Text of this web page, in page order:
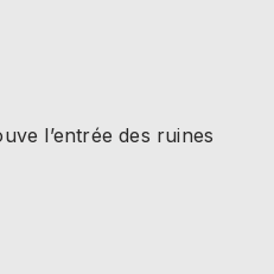
l’entrée des ruines